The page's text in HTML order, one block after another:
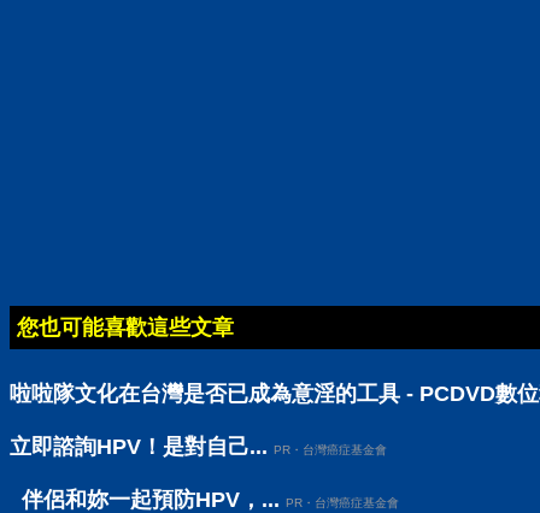
您也可能喜歡這些文章
啦啦隊文化在台灣是否已成為意淫的工具 - PCDVD數
立即諮詢HPV！是對自己... PR・台灣癌症基金會
伴侶和妳一起預防HPV，... PR・台灣癌症基金會